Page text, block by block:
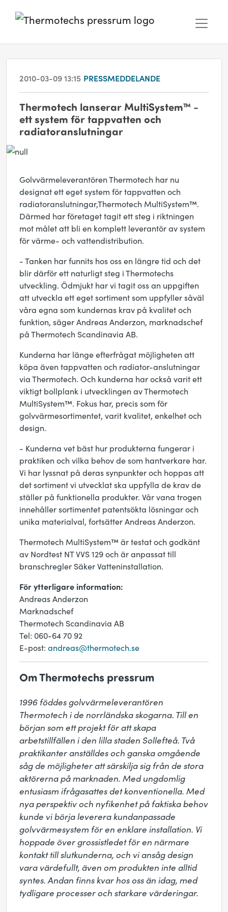
2010-03-09 13:15 PRESSMEDDELANDE
Thermotech lanserar MultiSystem™ -
ett system för tappvatten och
radiatoranslutningar
Golvvärmeleverantören Thermotech har nu
designat ett eget system för tappvatten och
radiatoranslutningar,Thermotech MultiSystem™.
Därmed har företaget tagit ett steg i riktningen
mot målet att bli en komplett leverantör av system
för värme- och vattendistribution.
- Tanken har funnits hos oss en längre tid och det
blir därför ett naturligt steg i Thermotechs
utveckling. Ödmjukt har vi tagit oss an uppgiften
att utveckla ett eget sortiment som uppfyller såväl
våra egna som kundernas krav på kvalitet och
funktion, säger Andreas Anderzon, marknadschef
på Thermotech Scandinavia AB.
Kunderna har länge efterfrågat möjligheten att
köpa även tappvatten och radiator-anslutningar
via Thermotech. Och kunderna har också varit ett
viktigt bollplank i utvecklingen av Thermotech
MultiSystem™. Fokus har, precis som för
golvvärmesortimentet, varit kvalitet, enkelhet och
design.
- Kunderna vet bäst hur produkterna fungerar i
praktiken och vilka behov de som hantverkare har.
Vi har lyssnat på deras synpunkter och hoppas att
det sortiment vi utvecklat ska uppfylla de krav de
ställer på funktionella produkter. Vår vana trogen
innehåller sortimentet patentsökta lösningar och
unika materialval, fortsätter Andreas Anderzon.
Thermotech MultiSystem™ är testat och godkänt
av Nordtest NT VVS 129 och är anpassat till
branschregler Säker Vatteninstallation.
För ytterligare information:
Andreas Anderzon
Marknadschef
Thermotech Scandinavia AB
Tel: 060-64 70 92
E-post: andreas@thermotech.se
Om Thermotechs pressrum
1996 föddes golvvärmeleverantören
Thermotech i de norrländska skogarna. Till en
början som ett projekt för att skapa
arbetstillfällen i den lilla staden Sollefteå. Två
praktikanter anställdes och ganska omgående
såg de möjligheter att särskilja sig från de stora
aktörerna på marknaden. Med ungdomlig
entusiasm ifrågasattes det konventionella. Med
nya perspektiv och nyfikenhet på faktiska behov
kunde vi börja leverera kundanpassade
golvvärmesystem för en enklare installation. Vi
hoppade över grossistledet för en närmare
kontakt till slutkunderna, och vi ansåg design
vara värdefullt, även om produkten inte alltid
syntes. Andan finns kvar hos oss än idag, med
tydligare processer och starkare värderingar.